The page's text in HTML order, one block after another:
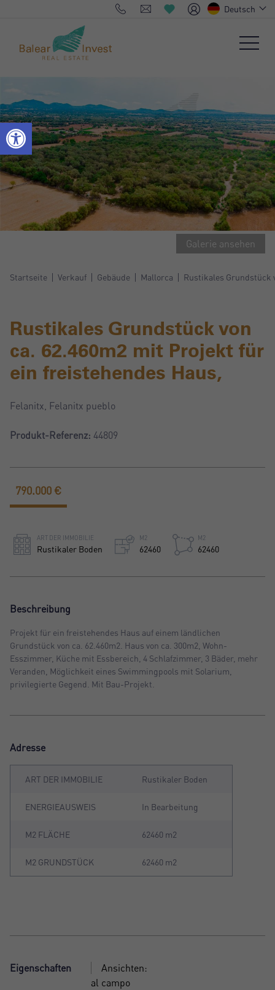
Deutsch
Galerie ansehen
Startseite Verkauf Gebäude Mallorca Rustikales Grundstück
Rustikales Grundstück von
ca. 62.460m2 mit Projekt für
ein freistehendes Haus,
Felanitx, Felanitx pueblo
Produkt-Referenz: 44809
ART DER IMMOBILIE
Rustikaler Boden
M2
62460
M2
62460
790.000 €
Beschreibung
Projekt für ein freistehendes Haus auf einem ländlichen
Grundstück von ca. 62.460m2. Haus von ca. 300m2, Wohn-
Esszimmer, Küche mit Essbereich, 4 Schlafzimmer, 3 Bäder, mehr
Veranden, Möglichkeit eines Swimmingpools mit Solarium,
privilegierte Gegend. Mit Bau-Projekt.
Adresse
ART DER IMMOBILIE Rustikaler Boden
ENERGIEAUSWEIS In Bearbeitung
M2 FLÄCHE 62460 m2
M2 GRUNDSTÜCK 62460 m2
Eigenschaften
Ansichten:
al campo